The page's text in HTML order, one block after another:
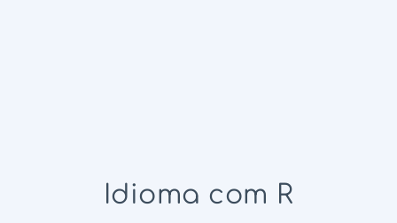
Idioma com R